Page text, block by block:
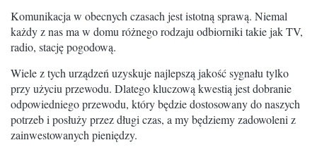
Komunikacja w obecnych czasach jest istotną sprawą. Niemal
każdy z nas ma w domu różnego rodzaju odbiorniki takie jak TV,
radio, stację pogodową.
Wiele z tych urządzeń uzyskuje najlepszą jakość sygnału tylko
przy użyciu przewodu. Dlatego kluczową kwestią jest dobranie
odpowiedniego przewodu, który będzie dostosowany do naszych
potrzeb i posłuży przez długi czas, a my będziemy zadowoleni z
zainwestowanych pieniędzy.